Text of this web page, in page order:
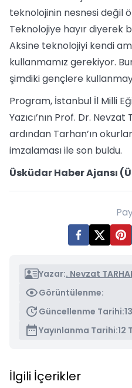
teknolojinin nesnesi değil
Teknolojiye hayır diyerek
Aksine teknolojiyi kendi
kullanmamız gerekiyor.
şimdiki gençlere
Program, İstanbul İl Milli
Yazıcı’nın Prof. Dr.
ardından Tarhan’ın
imzalaması ile son buldu.
Üsküdar Haber Ajansı
Yazar:. Nevzat
Görüntülenme:
Güncellenme Tarihi:
Yayınlanma Tarihi:12
İlgili İçerikler